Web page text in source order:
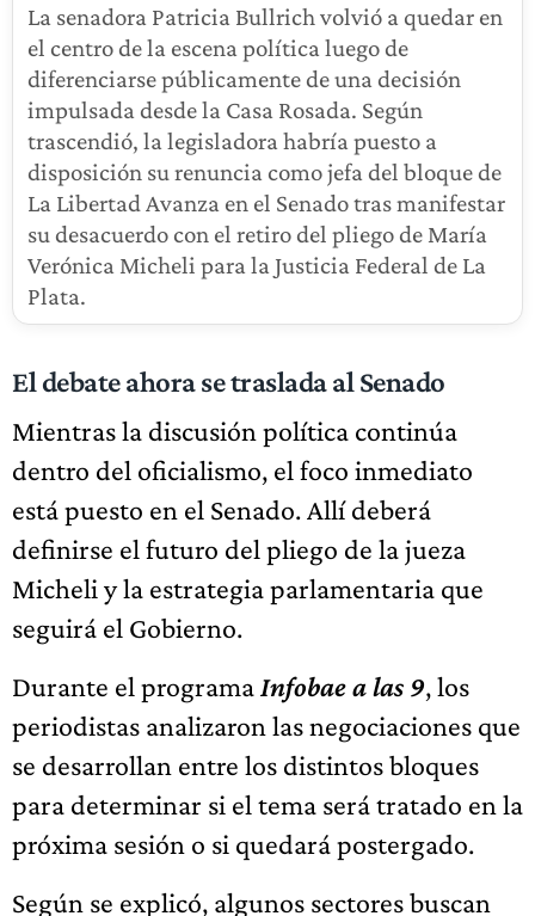
La senadora Patricia Bullrich volvió a quedar en
el centro de la escena política luego de
diferenciarse públicamente de una decisión
impulsada desde la Casa Rosada. Según
trascendió, la legisladora habría puesto a
disposición su renuncia como jefa del bloque de
La Libertad Avanza en el Senado tras manifestar
su desacuerdo con el retiro del pliego de María
Verónica Micheli para la Justicia Federal de La
Plata.
El debate ahora se traslada al Senado
Mientras la discusión política continúa
dentro del oficialismo, el foco inmediato
está puesto en el Senado. Allí deberá
definirse el futuro del pliego de la jueza
Micheli y la estrategia parlamentaria que
seguirá el Gobierno.
Durante el programaInfobae a las 9, los
periodistas analizaron las negociaciones que
se desarrollan entre los distintos bloques
para determinar si el tema será tratado en la
próxima sesión o si quedará postergado.
Según se explicó, algunos sectores buscan